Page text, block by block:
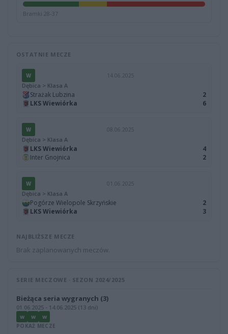
Bramki 28-37
OSTATNIE MECZE
W 14.06.2025
Dębica > Klasa A
Strażak Lubzina
2
LKS Wiewiórka
6
W 08.06.2025
Dębica > Klasa A
LKS Wiewiórka
4
Inter Gnojnica
2
W 01.06.2025
Dębica > Klasa A
Pogórze Wielopole Skrzyńskie
2
LKS Wiewiórka
3
NAJBLIŻSZE MECZE
Brak zaplanowanych meczów.
SERIE MECZOWE · SEZON 2024/2025
Bieżąca seria wygranych (3)
01.06.2025 - 14.06.2025 (13 dni)
W W W
POKAŻ MECZE